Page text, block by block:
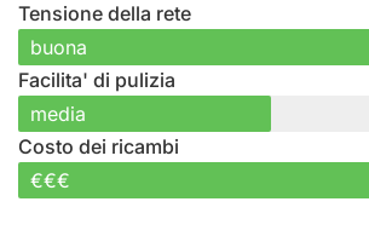
Tensione della rete
buona
Facilita' di pulizia
media
Costo dei ricambi
€€€